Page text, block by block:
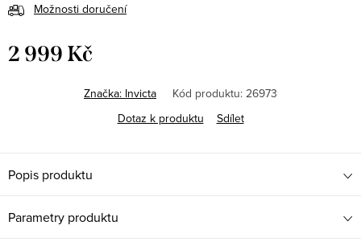
Možnosti doručení
2 999 Kč
Značka: Invicta Kód produktu: 26973
Dotaz k produktu
Sdílet
Popis produktu
Parametry produktu